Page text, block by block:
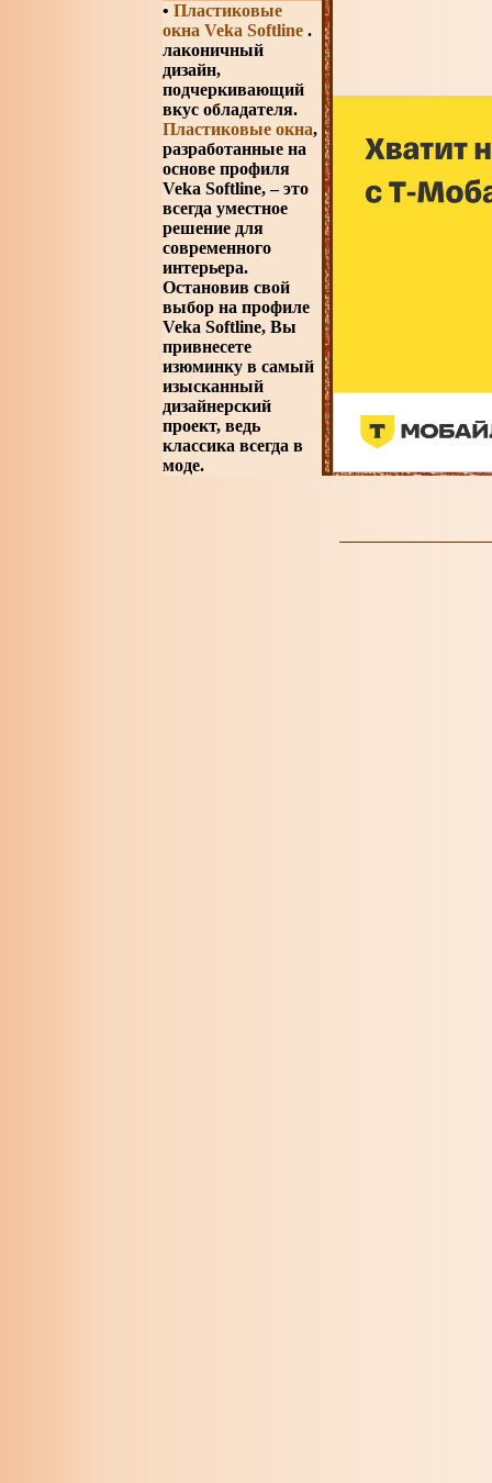
• Пластиковые
окна Veka Softline .
лаконичный
дизайн,
подчеркивающий
вкус обладателя.
Пластиковые окна,
разработанные на
основе профиля
Veka Softline, – это
всегда уместное
решение для
современного
интерьера.
Остановив свой
выбор на профиле
Veka Softline, Вы
привнесете
изюминку в самый
изысканный
дизайнерский
проект, ведь
классика всегда в
моде.